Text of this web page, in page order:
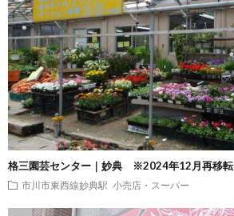
格三園芸センター｜妙典 ※2024年12月再移転
市川市東西線妙典駅 小売店・スーパー